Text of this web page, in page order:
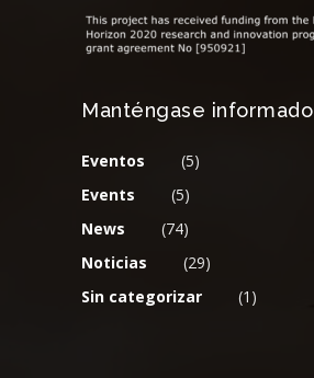
Manténgase informado
Eventos
(5)
Events
(5)
News
(74)
Noticias
(29)
Sin categorizar
(1)